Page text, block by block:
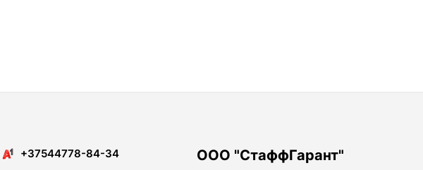
+37544778-84-34 ООО "СтаффГарант"